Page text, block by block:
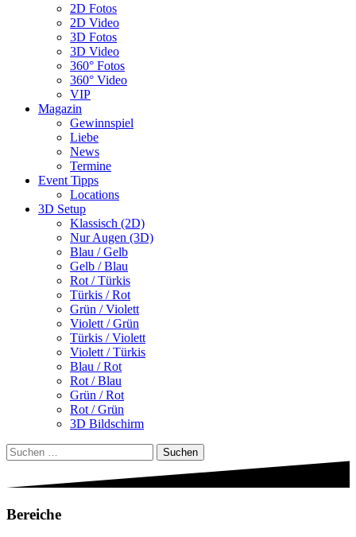
2D Fotos
2D Video
3D Fotos
3D Video
360° Fotos
360° Video
VIP
Magazin
Gewinnspiel
Liebe
News
Termine
Event Tipps
Locations
3D Setup
Klassisch (2D)
Nur Augen (3D)
Blau / Gelb
Gelb / Blau
Rot / Türkis
Türkis / Rot
Grün / Violett
Violett / Grün
Türkis / Violett
Violett / Türkis
Blau / Rot
Rot / Blau
Grün / Rot
Rot / Grün
3D Bildschirm
Suchen
nach:
Bereiche